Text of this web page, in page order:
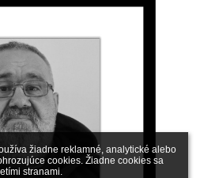
žiadne reklamné, analytické alebo
cookies. Žiadne cookies sa
stranami.